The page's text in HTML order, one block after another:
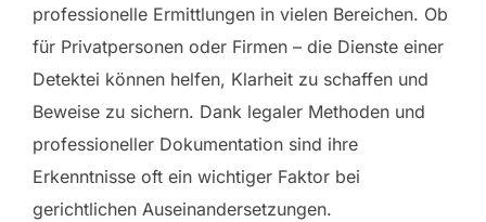
professionelle Ermittlungen in vielen Bereichen. Ob
für Privatpersonen oder Firmen – die Dienste einer
Detektei können helfen, Klarheit zu schaffen und
Beweise zu sichern. Dank legaler Methoden und
professioneller Dokumentation sind ihre
Erkenntnisse oft ein wichtiger Faktor bei
gerichtlichen Auseinandersetzungen.